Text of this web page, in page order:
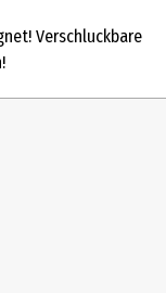
Verschluckbare